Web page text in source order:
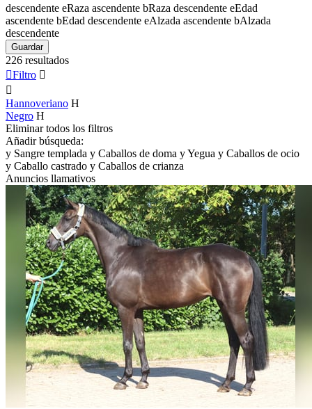
descendente eRaza ascendente bRaza descendente eEdad
ascendente bEdad descendente eAlzada ascendente bAlzada
descendente
Guardar
226 resultados
Filtro 

Hannoveriano H
Negro H
Eliminar todos los filtros
Añadir búsqueda:
y Sangre templada y Caballos de doma yYegua y Caballos de ocio
y Caballo castrado y Caballos de crianza
Anuncios llamativos